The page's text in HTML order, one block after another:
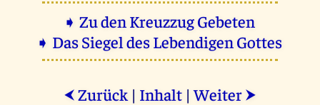
➧ Zu den Kreuzzug Gebeten
➧ Das Siegel des Lebendigen Gottes
⮜ Zurück | Inhalt |Weiter ⮞